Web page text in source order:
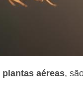
plantas aéreas,